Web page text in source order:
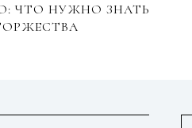
ЧТО НУЖНО ЗНАТЬ